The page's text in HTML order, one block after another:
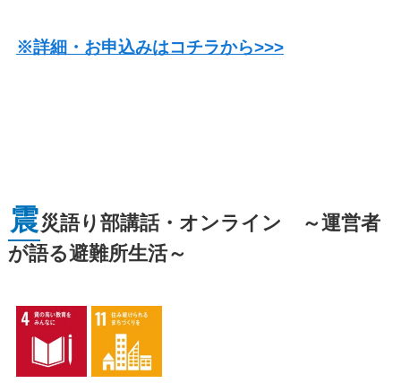
※詳細・お申込みはコチラから>>>
震災語り部講話・オンライン ～運営者
が語る避難所生活～